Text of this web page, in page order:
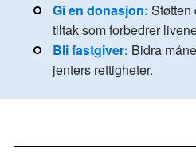
Gi en donasjon: Støtten
tiltak som forbedrer
Bli fastgiver: Bidra
jenters rettigheter.